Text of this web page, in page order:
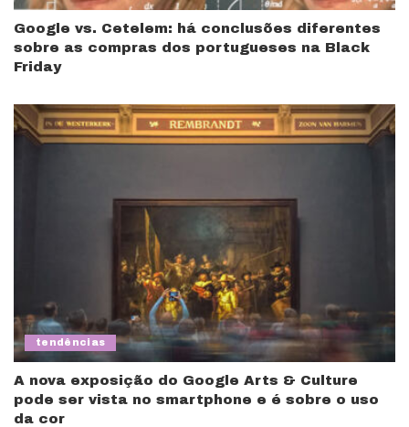
Google vs. Cetelem: há conclusões diferentes
sobre as compras dos portugueses na Black
Friday
tendências
A nova exposição do Google Arts & Culture
pode ser vista no smartphone e é sobre o uso
da cor